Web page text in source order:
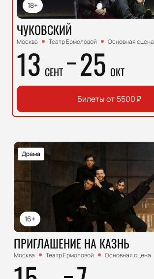
18+
ЧУКОВСКИЙ
Москва Театр Ермоловой Основная сцена
13 СЕНТ 25 ОКТ
Билеты от 5500₽
16+
Драма
ПРИГЛАШЕНИЕ НА КАЗНЬ
Москва Театр Ермоловой Основная сцена